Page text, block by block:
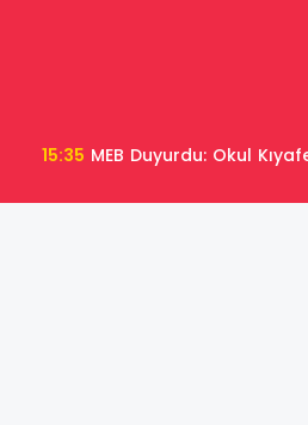
15:35 MEB Duyurdu: Okul